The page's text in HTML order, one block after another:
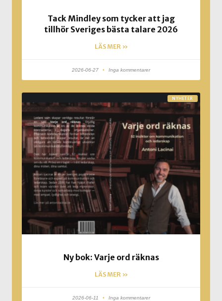
Tack Mindley som tycker att jag
tillhör Sveriges bästa talare 2026
LÄS MER »
2026-06-27 Inga kommentarer
NYHETER
Ny bok: Varje ord räknas
LÄS MER »
2026-06-11 Inga kommentarer